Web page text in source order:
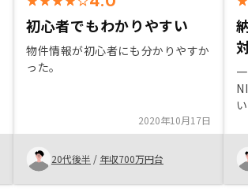
初心者でもわかりやすい
物件情報が初心者にも分かりやすか
った。
2020年10月17日
20代後半 / 年収700万円台